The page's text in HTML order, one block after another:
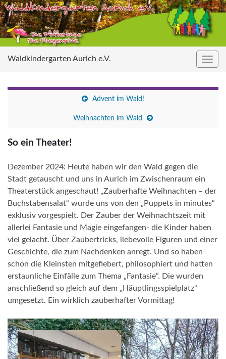
Waldkindergarten Aurich e.V.
Advent im Wald!
Weihnachten im Wald
So ein Theater!
Dezember 2024: Heute haben wir den Wald gegen die
Stadt getauscht und uns in Aurich im Zwischenraum ein
Theaterstück angeschaut! „Zauberhafte Weihnachten – der
Buchstabensalat“ wurde uns von den „Puppets in minutes“
exklusiv vorgespielt. Der Zauber der Weihnachtszeit mit
allerlei Fantasie und Magie eingefangen- die Kinder haben
viel gelacht. Über Zaubertricks, liebevolle Figuren und einer
Geschichte, die zum Nachdenken anregt. Und so haben
schon die Kleinsten mitgefiebert, philosophiert und hatten
erstaunliche Einfälle zum Thema „Fantasie“. Die wurden
anschließend so gleich auf dem „Häuptlingsspielplatz“
umgesetzt. Ein wirklich zauberhafter Vormittag!